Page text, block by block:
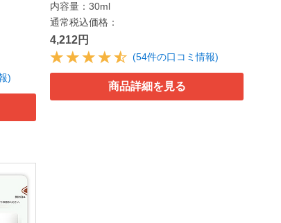
)
内容量：30ml
通常税込価格：
4,212円
(54件の口コミ情報)
商品詳細を見る